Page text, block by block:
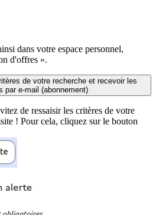
dans votre espace personnel,
d'offres ».
de votre recherche et recevoir les
par e-mail (abonnement)
de ressaisir les critères de votre
! Pour cela, cliquez sur le bouton